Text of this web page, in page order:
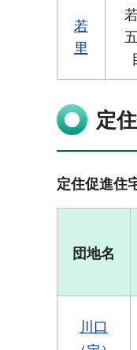
若
里
定
定住促進住
団地名
川口